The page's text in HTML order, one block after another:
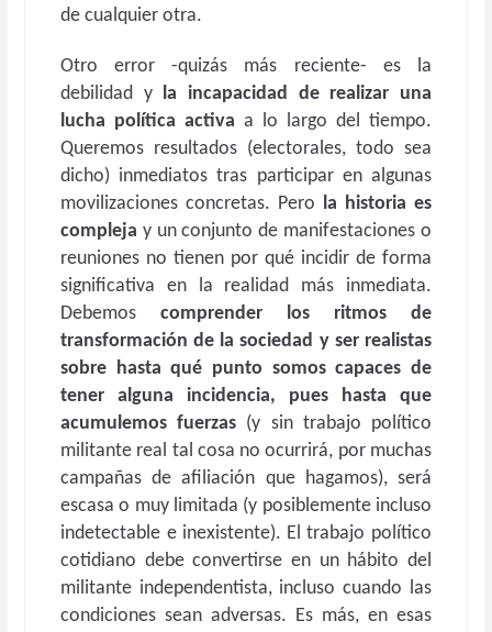
de cualquier otra.
Otro error -quizás más reciente- es la
debilidad y la incapacidad de realizar una
lucha política activa a lo largo del tiempo.
Queremos resultados (electorales, todo sea
dicho) inmediatos tras participar en algunas
movilizaciones concretas. Pero la historia es
compleja y un conjunto de manifestaciones o
reuniones no tienen por qué incidir de forma
significativa en la realidad más inmediata.
Debemoscomprender los ritmos de
transformación de la sociedad y ser realistas
sobre hasta qué punto somos capaces de
tener alguna incidencia, pues hasta que
acumulemos fuerzas (y sin trabajo político
militante real tal cosa no ocurrirá, por muchas
campañas de afiliación que hagamos), será
escasa o muy limitada (y posiblemente incluso
indetectable e inexistente). El trabajo político
cotidiano debe convertirse en un hábito del
militante independentista, incluso cuando las
condiciones sean adversas. Es más, en esas